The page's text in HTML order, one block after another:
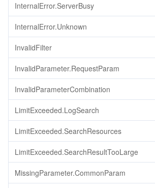
InternalError.ServerBusy
InternalError.Unknown
InvalidFilter
InvalidParameter.RequestParam
InvalidParameterCombination
LimitExceeded.LogSearch
LimitExceeded.SearchResources
LimitExceeded.SearchResultTooLarge
MissingParameter.CommonParam